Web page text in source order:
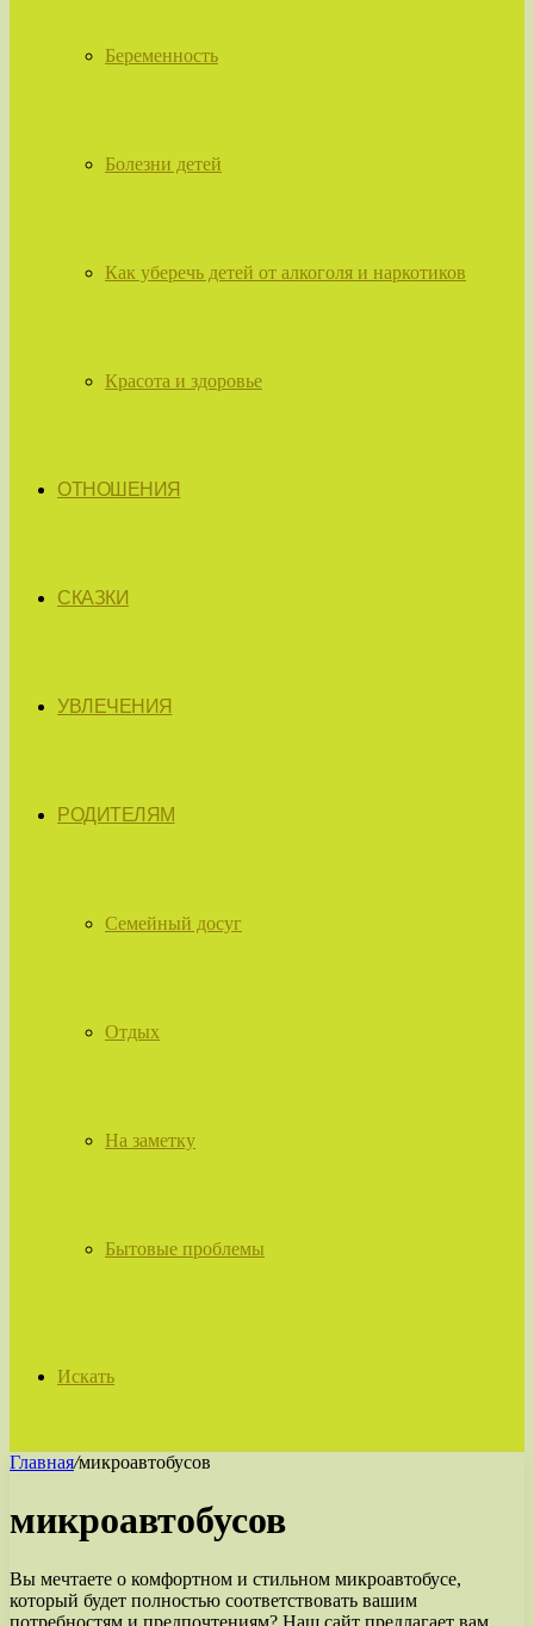
Беременность
Болезни детей
Как уберечь детей от алкоголя и наркотиков
Красота и здоровье
ОТНОШЕНИЯ
СКАЗКИ
УВЛЕЧЕНИЯ
РОДИТЕЛЯМ
Семейный досуг
Отдых
На заметку
Бытовые проблемы
Искать
Главная/микроавтобусов
микроавтобусов
Вы мечтаете о комфортном и стильном микроавтобусе,
который будет полностью соответствовать вашим
потребностям и предпочтениям? Наш сайт предлагает вам